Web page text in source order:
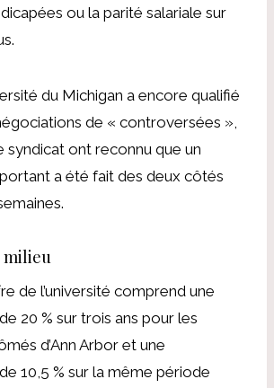
ou la parité salariale sur
du Michigan a encore qualifié
de « controversées »,
syndicat ont reconnu que un
a été fait des deux côtés
milieu
de l’université comprend une
20 % sur trois ans pour les
d’Ann Arbor et une
10,5 % sur la même période